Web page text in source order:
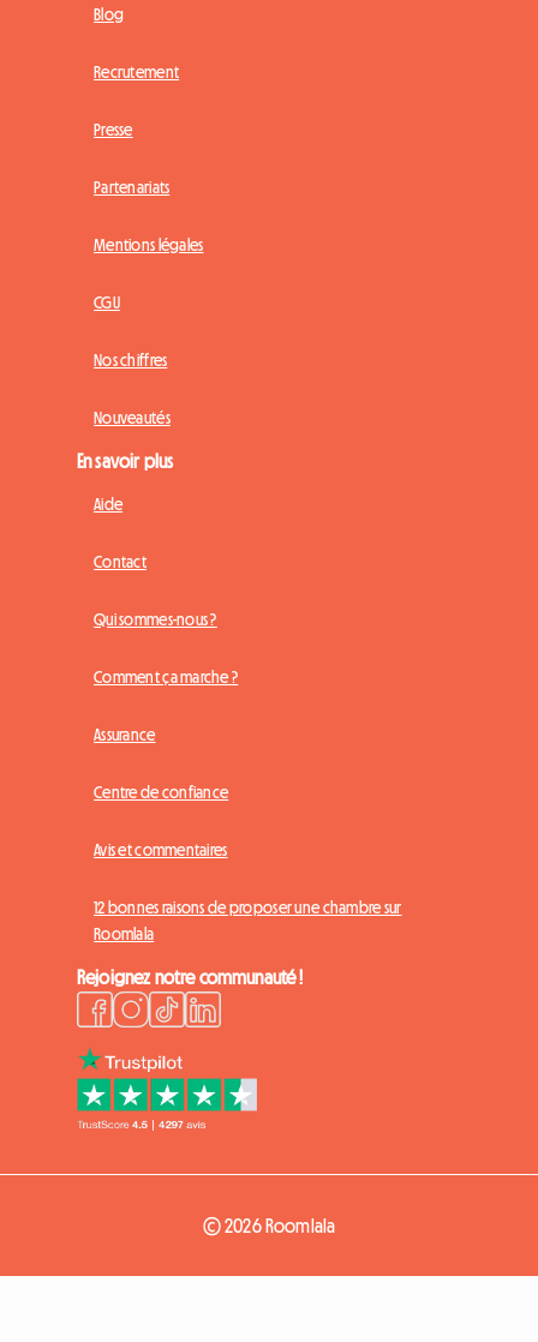
Blog
Recrutement
Presse
Partenariats
Mentions légales
CGU
Nos chiffres
Nouveautés
En savoir plus
Aide
Contact
Qui sommes-nous ?
Comment ça marche ?
Assurance
Centre de confiance
Avis et commentaires
12 bonnes raisons de proposer une chambre sur
Roomlala
Rejoignez notre communauté !
© 2026 Roomlala